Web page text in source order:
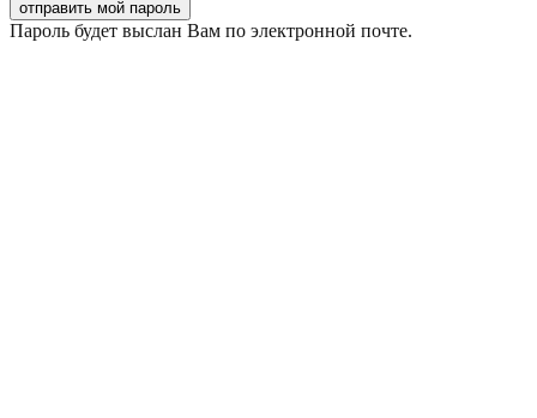
Пароль будет выслан Вам по электронной почте.